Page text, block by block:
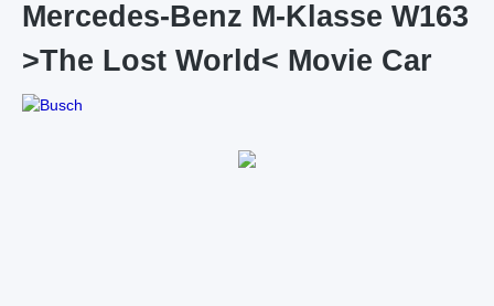
Mercedes-Benz M-Klasse W163
>The Lost World< Movie Car